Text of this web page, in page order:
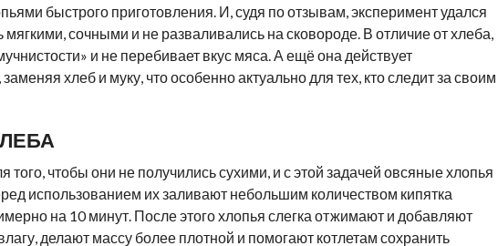
быстрого приготовления. И, судя по отзывам, эксперимент удался
мягкими, сочными и не разваливались на сковороде. В отличие от хлеба,
и не перебивает вкус мяса. А ещё она действует
хлеб и муку, что особенно актуально для тех, кто следит за своим
того, чтобы они не получились сухими, и с этой задачей овсяные хлопья
использованием их заливают небольшим количеством кипятка
на 10 минут. После этого хлопья слегка отжимают и добавляют
делают массу более плотной и помогают котлетам сохранить